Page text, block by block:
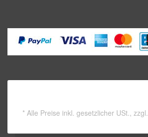
* Alle Preise inkl. gesetzlicher USt., zzgl.